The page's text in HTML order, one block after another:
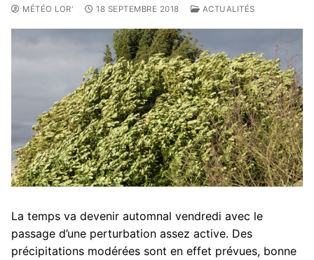
MÉTÉO LOR' 18 SEPTEMBRE 2018 ACTUALITÉS
La temps va devenir automnal vendredi avec le
passage d’une perturbation assez active. Des
précipitations modérées sont en effet prévues, bonne